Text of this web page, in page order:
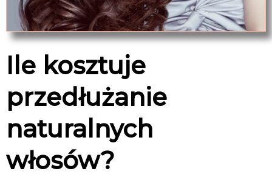
Ile kosztuje
przedłużanie
naturalnych
włosów?